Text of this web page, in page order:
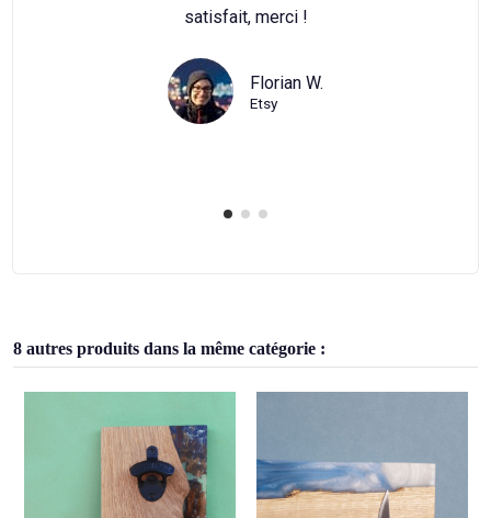
magnifique merci pour votre
8 autres produits dans la même catégorie :